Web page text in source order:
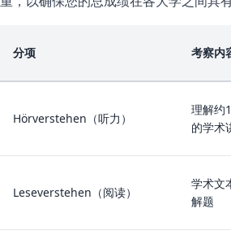
分项 考察内
Hörverstehen（听力）
理解约
的学术
Leseverstehen（阅读）
学术文
解题